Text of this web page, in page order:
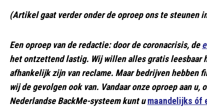
(Artikel gaat verder onder de oproep ons te steunen
Een oproep van de redactie: door de coronacrisis, de
het ontzettend lastig. Wij willen alles gratis leesbaar
afhankelijk zijn van reclame. Maar bedrijven hebben
wij de gevolgen ook van. Vandaar onze oproep aan
Nederlandse BackMe-systeem kunt umaandelijks óf